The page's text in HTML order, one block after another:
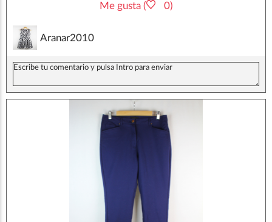
Me gusta ( 0)
Aranar2010